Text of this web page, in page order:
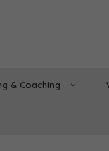
& Coaching